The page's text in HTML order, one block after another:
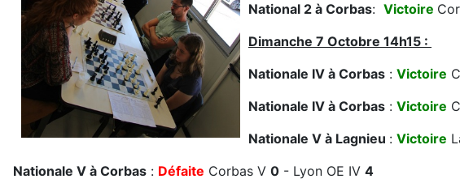
National 2 à Corbas: Victoire
Dimanche 7 Octobre 14h15 :
Nationale IV à Corbas : Victoire
Nationale IV à Corbas : Victoire
Nationale V à Lagnieu : Victoire
Nationale V à Corbas : Défaite Corbas V 0 - Lyon OE IV 4